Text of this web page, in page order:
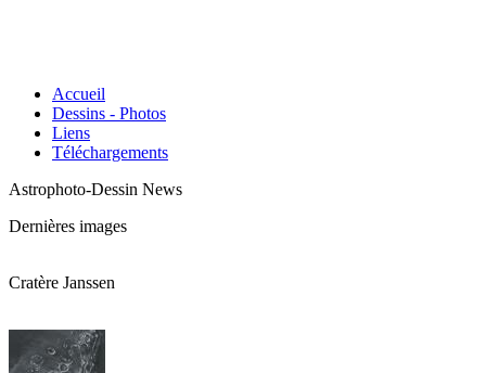
Accueil
Dessins - Photos
Liens
Téléchargements
Astrophoto-Dessin News
Dernières images
Cratère Janssen